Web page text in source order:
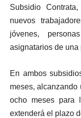
Subsidio
nuevos
jóvenes,
asignatarios de
En ambos
meses, alcanzando
ocho meses para
extenderá el plazo